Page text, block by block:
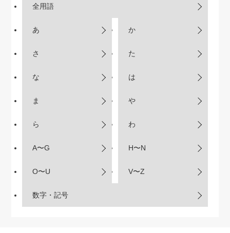
全用語
あ か
さ た
な は
ま や
ら わ
A〜G H〜N
O〜U V〜Z
数字・記号